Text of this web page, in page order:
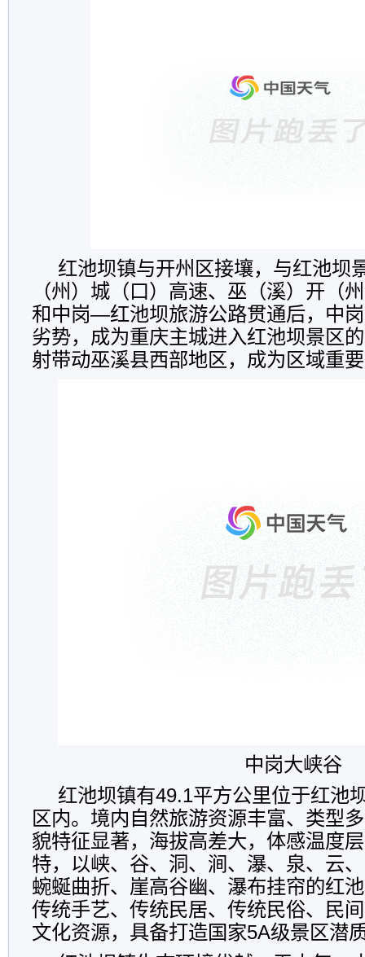
红池坝镇与开州区接壤，与红池坝
（州）城（口）高速、巫（溪）开（
和中岗—红池坝旅游公路贯通后，中
劣势，成为重庆主城进入红池坝景区
射带动巫溪县西部地区，成为区域重
中岗大峡谷
红池坝镇有49.1平方公里位于红池
区内。境内自然旅游资源丰富、类型
貌特征显著，海拔高差大，体感温度
特，以峡、谷、洞、涧、瀑、泉、云
蜿蜒曲折、崖高谷幽、瀑布挂帘的红
传统手艺、传统民居、传统民俗、民
文化资源，具备打造国家5A级景区潜